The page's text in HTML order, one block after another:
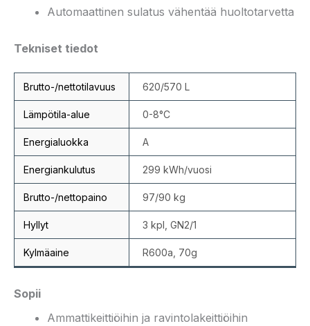
Automaattinen sulatus vähentää huoltotarvetta
Tekniset tiedot
Brutto-/nettotilavuus 620/570 L
Lämpötila-alue 0-8°C
Energialuokka A
Energiankulutus 299 kWh/vuosi
Brutto-/nettopaino 97/90 kg
Hyllyt 3 kpl, GN2/1
Kylmäaine R600a, 70g
Sopii
Ammattikeittiöihin ja ravintolakeittiöihin